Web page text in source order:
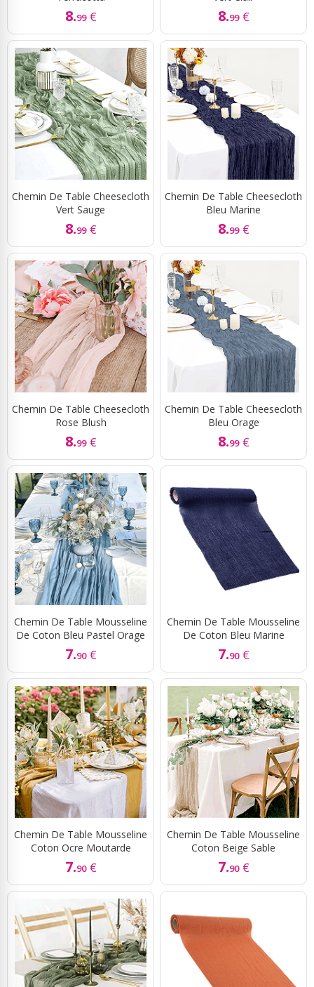
8.99 € 8.99 €
Chemin De Table Cheesecloth
Vert Sauge
8.99 €
Chemin De Table Cheesecloth
Bleu Marine
8.99 €
Chemin De Table Cheesecloth
Rose Blush
8.99 €
Chemin De Table Cheesecloth
Bleu Orage
8.99 €
Chemin De Table Mousseline
De Coton Bleu Pastel Orage
7.90 €
Chemin De Table Mousseline
De Coton Bleu Marine
7.90 €
Chemin De Table Mousseline
Coton Ocre Moutarde
7.90 €
Chemin De Table Mousseline
Coton Beige Sable
7.90 €